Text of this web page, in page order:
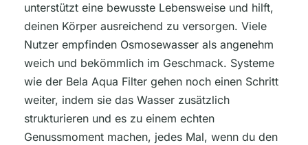
unterstützt eine bewusste Lebensweise und hilft,
deinen Körper ausreichend zu versorgen. Viele
Nutzer empfinden Osmosewasser als angenehm
weich und bekömmlich im Geschmack. Systeme
wie der Bela Aqua Filter gehen noch einen Schritt
weiter, indem sie das Wasser zusätzlich
strukturieren und es zu einem echten
Genussmoment machen, jedes Mal, wenn du den